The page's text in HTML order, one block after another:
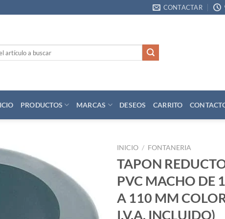
CONTACTAR
PRODUCTOS MARCAS DESEOS CARRITO
lista
de
deseos
INICIO / FONTANERIA
TAPON
PVC MACHO DE
A 110 MM
I.V.A. INCLUIDO)